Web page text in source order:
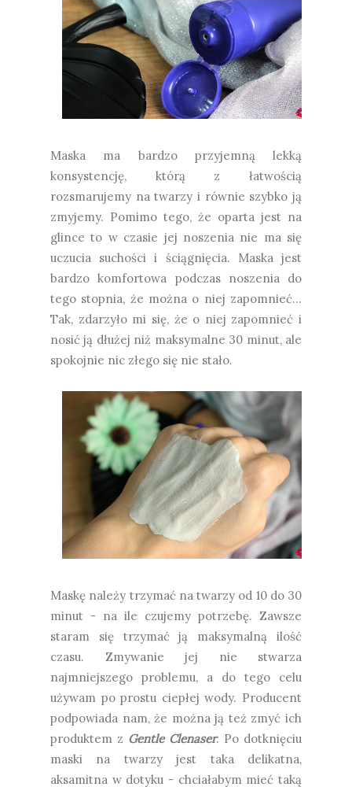
Maska ma bardzo przyjemną lekką
konsystencję, którą z łatwością
rozsmarujemy na twarzy i równie szybko ją
zmyjemy. Pomimo tego, że oparta jest na
glince to w czasie jej noszenia nie ma się
uczucia suchości i ściągnięcia. Maska jest
bardzo komfortowa podczas noszenia do
tego stopnia, że można o niej zapomnieć...
Tak, zdarzyło mi się, że o niej zapomnieć i
nosić ją dłużej niż maksymalne 30 minut, ale
spokojnie nic złego się nie stało.
Maskę należy trzymać na twarzy od 10 do 30
minut - na ile czujemy potrzebę. Zawsze
staram się trzymać ją maksymalną ilość
czasu. Zmywanie jej nie stwarza
najmniejszego problemu, a do tego celu
używam po prostu ciepłej wody. Producent
podpowiada nam, że można ją też zmyć ich
produktem z Gentle Clenaser. Po dotknięciu
maski na twarzy jest taka delikatna,
aksamitna w dotyku - chciałabym mieć taką